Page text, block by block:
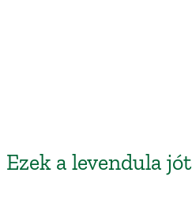
Ezek a levendula